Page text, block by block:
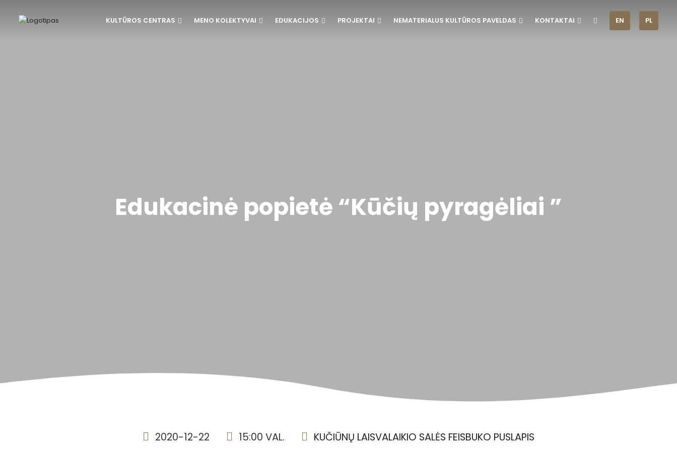
KULTŪROS CENTRAS MENO KOLEKTYVAI EDUKACIJOS PROJEKTAI NEMATERIALUS KULTŪROS PAVELDAS KONTAKTAI EN PL
Edukacinė popietė “Kūčių pyragėliai ”
2020-12-22 15:00 VAL. KUČIŪNŲ LAISVALAIKIO SALĖS FEISBUKO PUSLAPIS